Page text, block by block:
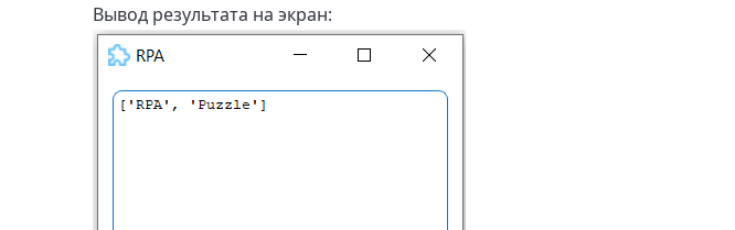
Вывод результата на экран: